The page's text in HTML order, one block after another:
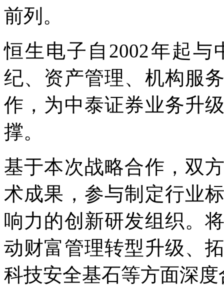
前列。
恒生电子自2002年起
纪、资产管理、机构服
作，为中泰证券业务升
撑。
基于本次战略合作，双
术成果，参与制定行业
响力的创新研发组织。
动财富管理转型升级、
科技安全基石等方面深度